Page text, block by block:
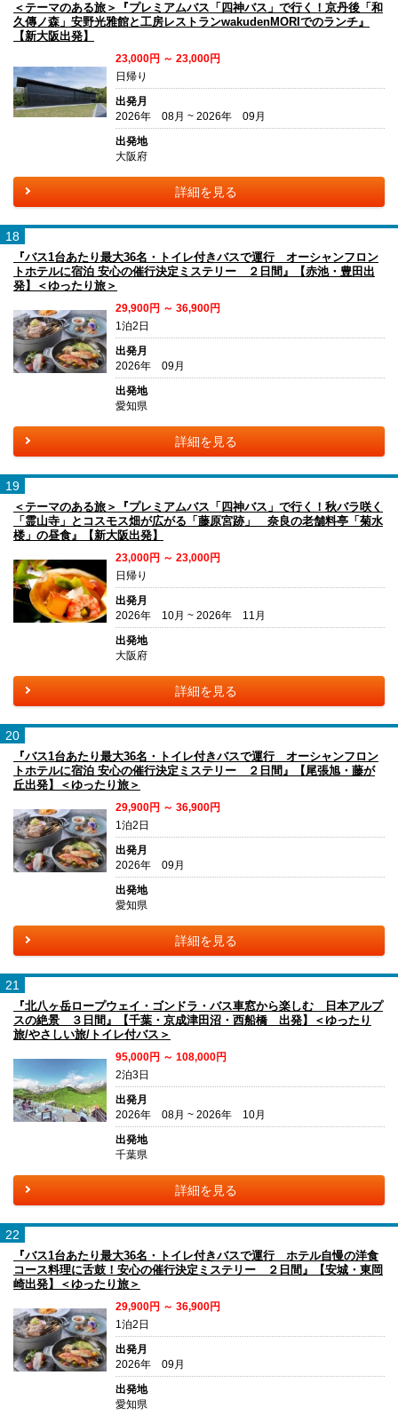
＜テーマのある旅＞『プレミアムバス「四神バス」で行く！京丹後「和
久傳ノ森」安野光雅館と工房レストランwakudenMORIでのランチ』
【新大阪出発】
23,000円 ～ 23,000円
日帰り
出発月
2026年 08月 ~ 2026年 09月
出発地
大阪府
詳細を見る
18
『バス1台あたり最大36名・トイレ付きバスで運行 オーシャンフロン
トホテルに宿泊 安心の催行決定ミステリー ２日間』【赤池・豊田出
発】＜ゆったり旅＞
29,900円 ～ 36,900円
1泊2日
出発月
2026年 09月
出発地
愛知県
詳細を見る
19
＜テーマのある旅＞『プレミアムバス「四神バス」で行く！秋バラ咲く
「霊山寺」とコスモス畑が広がる「藤原宮跡」 奈良の老舗料亭「菊水
楼」の昼食』【新大阪出発】
23,000円 ～ 23,000円
日帰り
出発月
2026年 10月 ~ 2026年 11月
出発地
大阪府
詳細を見る
20
『バス1台あたり最大36名・トイレ付きバスで運行 オーシャンフロン
トホテルに宿泊 安心の催行決定ミステリー ２日間』【尾張旭・藤が
丘出発】＜ゆったり旅＞
29,900円 ～ 36,900円
1泊2日
出発月
2026年 09月
出発地
愛知県
詳細を見る
21
『北八ヶ岳ロープウェイ・ゴンドラ・バス車窓から楽しむ 日本アルプ
スの絶景 ３日間』【千葉・京成津田沼・西船橋 出発】＜ゆったり
旅/やさしい旅/トイレ付バス＞
95,000円 ～ 108,000円
2泊3日
出発月
2026年 08月 ~ 2026年 10月
出発地
千葉県
詳細を見る
22
『バス1台あたり最大36名・トイレ付きバスで運行 ホテル自慢の洋食
コース料理に舌鼓！安心の催行決定ミステリー ２日間』【安城・東岡
崎出発】＜ゆったり旅＞
29,900円 ～ 36,900円
1泊2日
出発月
2026年 09月
出発地
愛知県